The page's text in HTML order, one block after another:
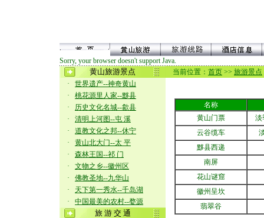
Sorry, your browser doesn't support Java.
黄山旅游景点
·
世界遗产--神奇黄山
·
桃花源里人家--黟县
·
历史文化名城--歙县
·
清明上河图--屯 溪
·
道教文化之邦--休宁
·
黄山北大门--太 平
·
森林王国--祁 门
·
文物之乡--徽州区
·
佛教圣地--九华山
·
天下第一秀水--千岛湖
·
中国最美的农村--婺源
旅 游 交 通
当前位置： 首页 >> 旅游景点
名称
黄山门票
淡
云谷缆车
黟县西递
南屏
花山谜窟
徽州呈坎
翡翠谷